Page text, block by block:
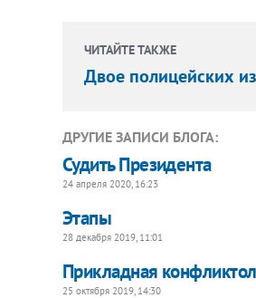
ЧИТАЙТЕ ТАКЖЕ
Двое полицейских
ДРУГИЕ ЗАПИСИ БЛОГА:
Судить Президента
24 апреля 2020, 16:23
Этапы
28 декабря 2019, 11:01
Прикладная
25 октября 2019, 14:30